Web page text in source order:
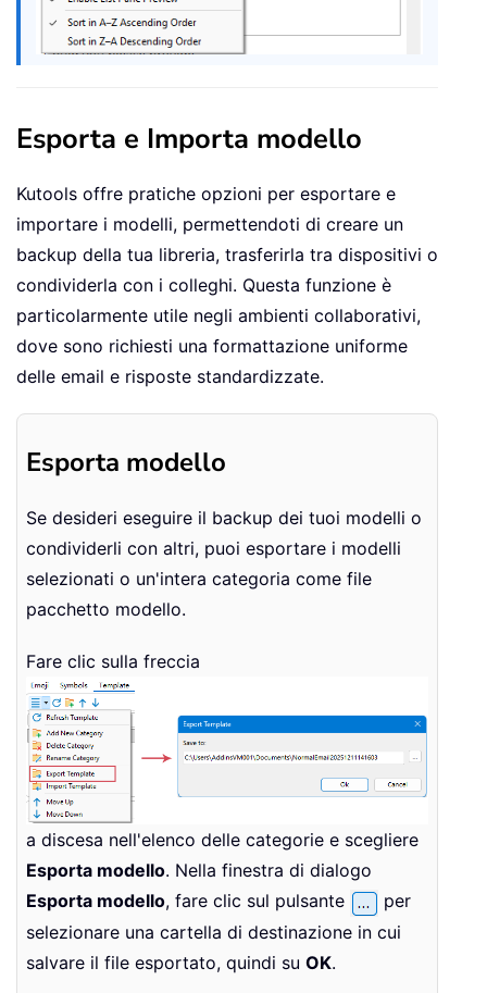
Esporta e Importa modello
Kutools offre pratiche opzioni per esportare e
importare i modelli, permettendoti di creare un
backup della tua libreria, trasferirla tra dispositivi o
condividerla con i colleghi. Questa funzione è
particolarmente utile negli ambienti collaborativi,
dove sono richiesti una formattazione uniforme
delle email e risposte standardizzate.
Esporta modello
Se desideri eseguire il backup dei tuoi modelli o
condividerli con altri, puoi esportare i modelli
selezionati o un'intera categoria come file
pacchetto modello.
Fare clic sulla freccia
a discesa nell'elenco delle categorie e scegliere
Esporta modello. Nella finestra di dialogo
Esporta modello, fare clic sul pulsante
per
selezionare una cartella di destinazione in cui
salvare il file esportato, quindi su OK.